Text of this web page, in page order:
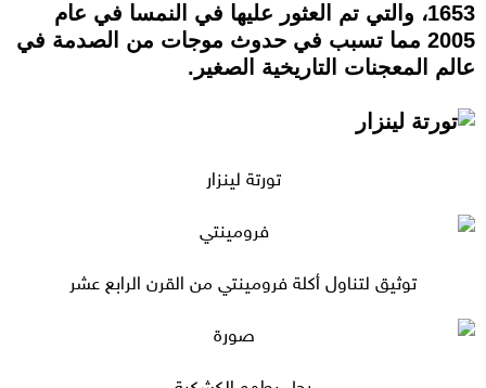
1653، والتي تم العثور عليها في النمسا في عام
2005 مما تسبب في حدوث موجات من الصدمة في
عالم المعجنات التاريخية الصغير.
تورتة لينزار
توثيق لتناول أكلة فرومينتي من القرن الرابع عشر